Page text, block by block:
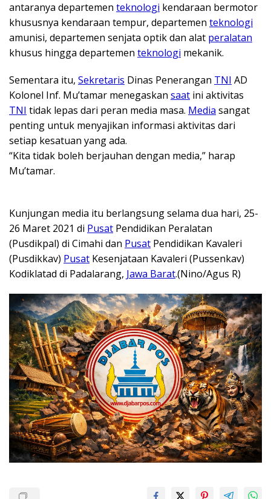
antaranya departemen teknologi kendaraan bermotor
khususnya kendaraan tempur, departemen teknologi
amunisi, departemen senjata optik dan alat peralatan
khusus hingga departemen teknologi mekanik.
Sementara itu, Sekretaris Dinas Penerangan TNI AD
Kolonel Inf. Mu’tamar menegaskan saat ini aktivitas
TNI tidak lepas dari peran media masa. Media sangat
penting untuk menyajikan informasi aktivitas dari
setiap kesatuan yang ada.
“Kita tidak boleh berjauhan dengan media,” harap
Mu’tamar.
Kunjungan media itu berlangsung selama dua hari, 25-
26 Maret 2021 di Pusat Pendidikan Peralatan
(Pusdikpal) di Cimahi dan Pusat Pendidikan Kavaleri
(Pusdikkav) Pusat Kesenjataan Kavaleri (Pussenkav)
Kodiklatad di Padalarang, Jawa Barat.(Nino/Agus R)